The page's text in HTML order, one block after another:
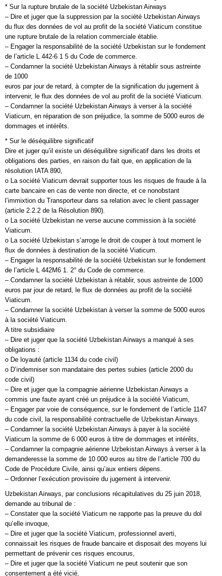
* Sur la rupture brutale de la société Uzbekistan Airways
– Dire et juger que la suppression par la société Uzbekistan Airways
du flux des données de vol au profit de la société Viaticum constitue
une rupture brutale de la relation commerciale établie.
– Engager la responsabilité de la société Uzbekistan sur le fondement
de l’article L 442-6 1 5 du Code de commerce.
– Condamner la société Uzbekistan Airways à rétablir sous astreinte
de 1000
euros par jour de retard, à compter de la signification du jugement à
intervenir, le flux des données de vol au profit de la société Viaticum.
– Condamner la société Uzbekistan Airways à verser à la société
Viaticum, en réparation de son préjudice, la somme de 5000 euros de
dommages et intérêts.
* Sur le déséquilibre significatif
Dire et juger qu’il existe un déséquilibre significatif dans les droits et
obligations des parties, en raison du fait que, en application de la
résolution IATA 890,
o La société Viaticum devrait supporter tous les risques de fraude à la
carte bancaire en cas de vente non directe, et ce nonobstant
l’immixtion du Transporteur dans sa relation avec le client passager
(article 2.2.2 de la Résolution 890).
o La société Uzbekistan ne verse aucune commission à la société
Viaticum.
o La société Uzbekistan s’arroge le droit de couper à tout moment le
flux de données à destination de la société Viaticum.
– Engager la responsabilité de la société Uzbekistan sur le fondement
de l’article L 442M6 1. 2° du Code de commerce.
– Condamner la société Uzbekistan à rétablir, sous astreinte de 1000
euros par jour de retard, le flux de données au profit de la société
Viaticum.
– Condamner la société Uzbekistan à verser la somme de 5000 euros
à la société Viaticum.
A titre subsidiaire
– Dire et juger que la société Uzbekistan Airways a manqué à ses
obligations :
o De loyauté (article 1134 du code civil)
o D’indemniser son mandataire des pertes subies (article 2000 du
code civil)
– Dire et juger que la compagnie aérienne Uzbekistan Airways a
commis une faute ayant créé un préjudice à la société Viaticum,
– Engager par voie de conséquence, sur le fondement de l’article 1147
du code civil, la responsabilité contractuelle de Uzbekistan Airways.
– Condamner la société Uzbekistan Airways à payer à la société
Viaticum la somme de 6 000 euros à titre de dommages et intérêts,
– Condamner la compagnie aérienne Uzbekistan Airways à verser à la
demanderesse la somme de 10 000 euros au titre de l’article 700 du
Code de Procédure Civile, ainsi qu’aux entiers dépens.
– Ordonner l’exécution provisoire du jugement à intervenir.
Uzbekistan Airways, par conclusions récapitulatives du 25 juin 2018,
demande au tribunal de :
– Constater que la société Viaticum ne rapporte pas la preuve du dol
qu’elle invoque,
– Dire et juger que la société Viaticum, professionnel averti,
connaissait les risques de fraude bancaire et disposait des moyens lui
permettant de prévenir ces risques encourus,
– Dire et juger que la société Viaticum ne peut soutenir que son
consentement a été vicié,